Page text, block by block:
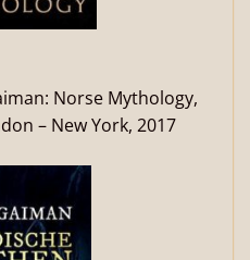
Norse Mythology,
– New York, 2017